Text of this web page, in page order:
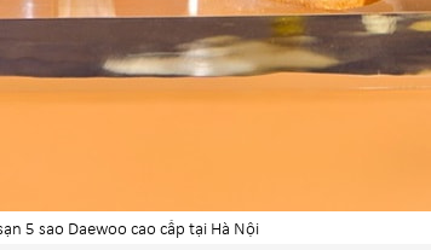
5 sao Daewoo cao cấp tại Hà Nội